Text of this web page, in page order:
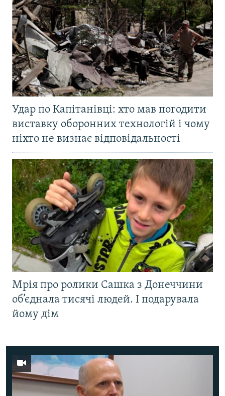
Удар по Капітанівці: хто мав погодити
виставку оборонних технологій і чому
ніхто не визнає відповідальності
Мрія про ролики Сашка з Донеччини
об’єднала тисячі людей. І подарувала
йому дім